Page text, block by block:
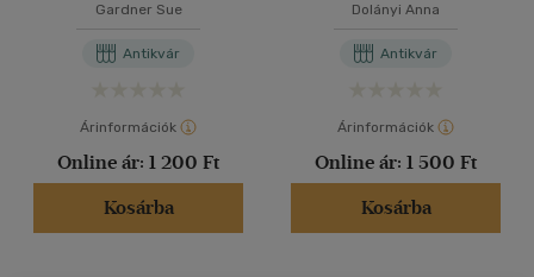
Gardner Sue
Antikvár
Árinformációk
Online ár: 1 200 Ft
Kosárba
Dolányi Anna
Antikvár
Árinformációk
Online ár: 1 500 Ft
Kosárba